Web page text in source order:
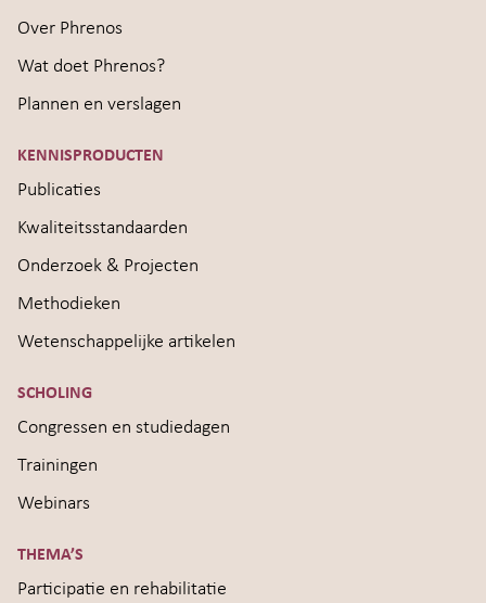
Over Phrenos
Wat doet Phrenos?
Plannen en verslagen
KENNISPRODUCTEN
Publicaties
Kwaliteitsstandaarden
Onderzoek & Projecten
Methodieken
Wetenschappelijke artikelen
SCHOLING
Congressen en studiedagen
Trainingen
Webinars
THEMA’S
Participatie en rehabilitatie